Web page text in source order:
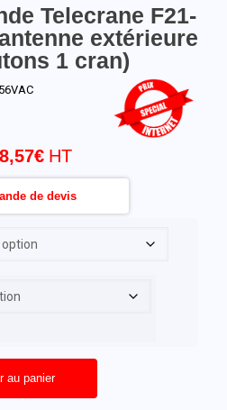
Telecrane F21-
extérieure
1 cran)
€
au panier
de devis